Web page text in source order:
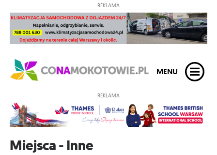
REKLAMA
MENU
REKLAMA
Miejsca - Inne